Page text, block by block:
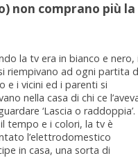
non comprano più la
la tv era in bianco e nero,
riempivano ad ogni partita
e i vicini ed i parenti si
nella casa di chi ce
‘Lascia o raddoppia’.
tempo e i colori, la tv è
l’elettrodomestico
in casa, una sorta di